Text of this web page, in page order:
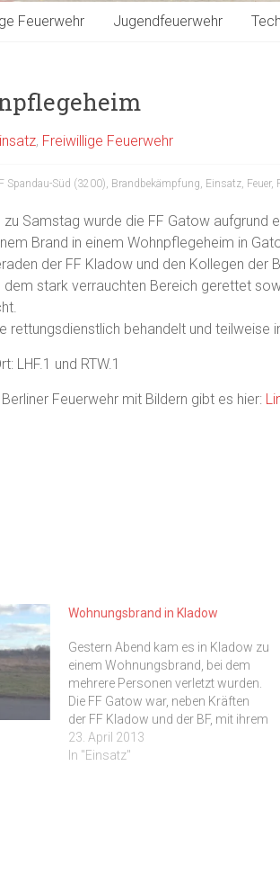
Feuerwehr Jugendfeuerwehr
, Freiwillige Feuerwehr
Spandau-Süd (3200), Brandbekämpfung, Einsatz, Feuer,
zu Samstag wurde die FF Gatow aufgrund
Brand in einem Wohnpflegeheim in
der FF Kladow und den Kollegen der
stark verrauchten Bereich gerettet
rettungsdienstlich behandelt und teilweise
LHF.1 und RTW.1
Feuerwehr mit Bildern gibt es hier:
Wohnungsbrand in Kladow
Gestern Abend kam es in Kladow zu
einem Wohnungsbrand, bei dem
mehrere Personen verletzt wurden.
Die FF Gatow war, neben Kräften
der FF Kladow und der BF, mit ihrem
LHF und RTW vor Ort. Einen
Einsatzbericht der Berliner
23. April 2013
In "Einsatz"